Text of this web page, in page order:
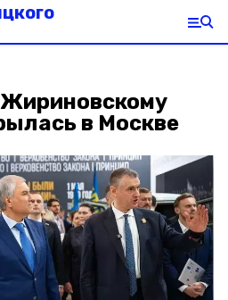
в Москве